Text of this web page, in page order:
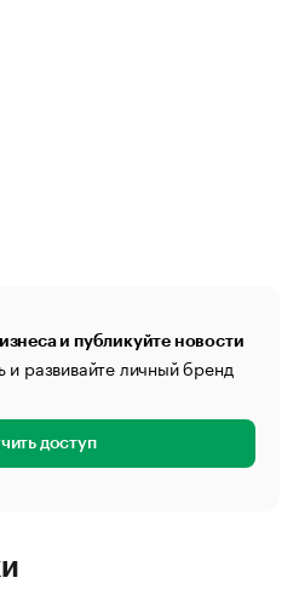
и публикуйте новости
и развивайте личный бренд
доступ